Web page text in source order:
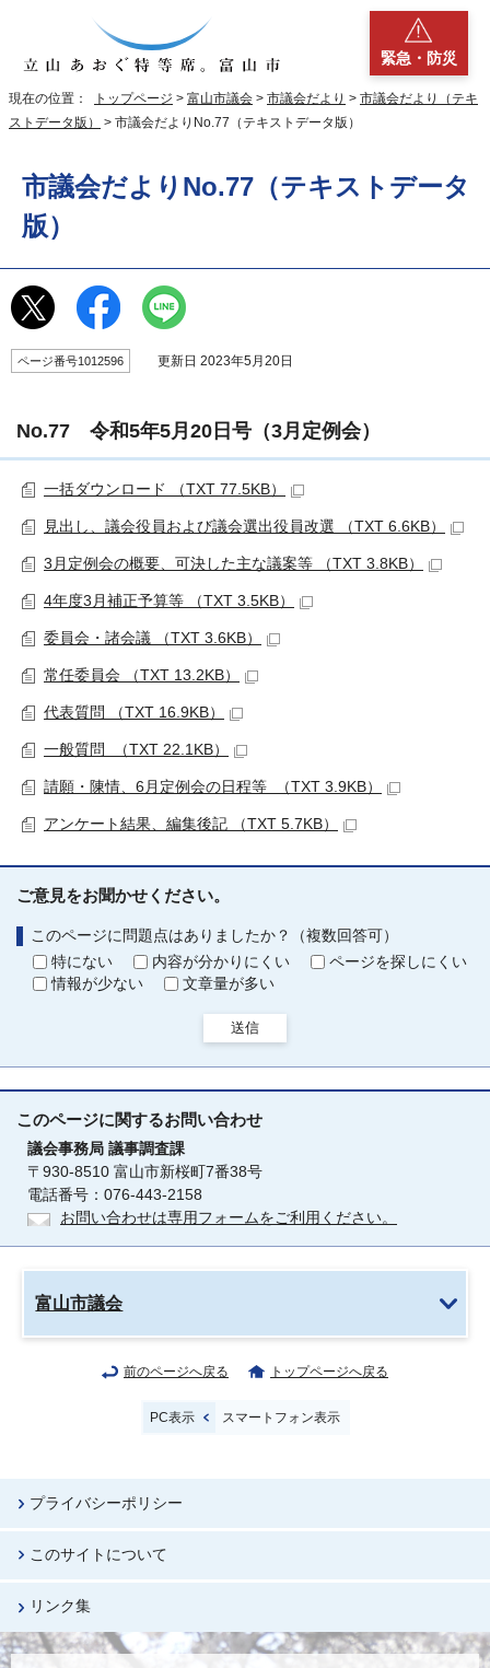
緊急・防災
現在の位置： トップページ > 富山市議会 > 市議会だより > 市議会だより（テキ
ストデータ版）
> 市議会だよりNo.77（テキストデータ版）
市議会だよりNo.77（テキストデータ
版）
ページ番号1012596 更新日 2023年5月20日
No.77 令和5年5月20日号（3月定例会）
一括ダウンロード （TXT 77.5KB）
見出し、議会役員および議会選出役員改選 （TXT 6.6KB）
3月定例会の概要、可決した主な議案等 （TXT 3.8KB）
4年度3月補正予算等 （TXT 3.5KB）
委員会・諸会議 （TXT 3.6KB）
常任委員会 （TXT 13.2KB）
代表質問 （TXT 16.9KB）
一般質問 （TXT 22.1KB）
請願・陳情、6月定例会の日程等 （TXT 3.9KB）
アンケート結果、編集後記 （TXT 5.7KB）
ご意見をお聞かせください。
このページに問題点はありましたか？（複数回答可）
特にない
内容が分かりにくい
ページを探しにくい
情報が少ない
文章量が多い
送信
このページに関するお問い合わせ
議会事務局 議事調査課
〒930-8510 富山市新桜町7番38号
電話番号：076-443-2158
お問い合わせは専用フォームをご利用ください。
富山市議会
前のページへ戻る トップページへ戻る
PC表示 スマートフォン表示
プライバシーポリシー
このサイトについて
リンク集